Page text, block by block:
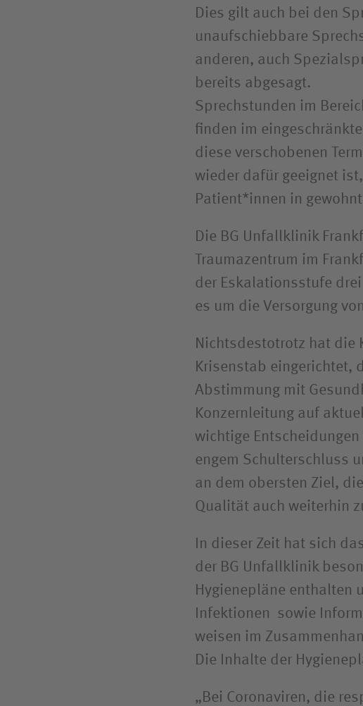
Dies gilt auch bei den
unaufschiebbare
anderen, auch
bereits abgesagt.
Sprechstunden im
finden im
diese verschobenen
wieder dafür geeignet
Patient*innen in
Die BG Unfallklinik
Traumazentrum im
der Eskalationsstufe
es um die Versorgung
Nichtsdestotrotz hat die
Krisenstab eingerichtet,
Abstimmung mit
Konzernleitung auf
wichtige
engem Schulterschluss
an dem obersten Ziel,
Qualität auch weiterhin
In dieser Zeit hat sich
der BG Unfallklinik
Hygienepläne enthalten
Infektionen sowie
weisen im
Die Inhalte der
„Bei Coronaviren, die